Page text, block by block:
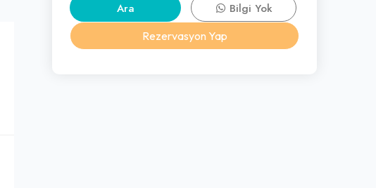
Ara
Bilgi Yok
Rezervasyon Yap